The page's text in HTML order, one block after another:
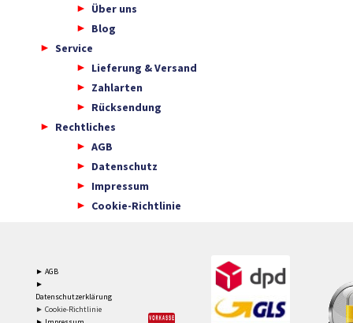
Über uns
Blog
Service
Lieferung & Versand
Zahlarten
Rücksendung
Rechtliches
AGB
Datenschutz
Impressum
Cookie-Richtlinie
► AGB
►
Datenschutzerklärung
► Cookie-Richtlinie